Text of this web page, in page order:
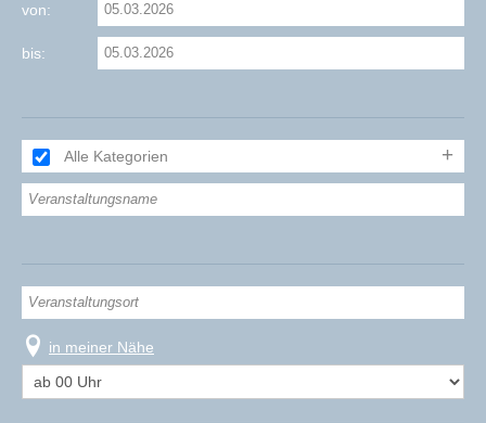
von:
bis:
Alle Kategorien
in meiner Nähe